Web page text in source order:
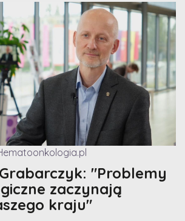
"Problemy
zaczynają
kraju"